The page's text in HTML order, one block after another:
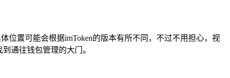
位置可能会根据imToken的版本有所不同，不过不用担心，视
通往钱包管理的大门。